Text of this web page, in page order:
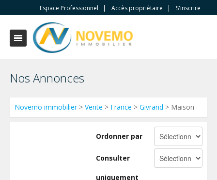
Espace Professionnel Accès propriètaire S'inscrire
Nos Annonces
Novemo immobilier> Vente > France > Givrand > Maison
Ordonner par
Consulter
uniquement